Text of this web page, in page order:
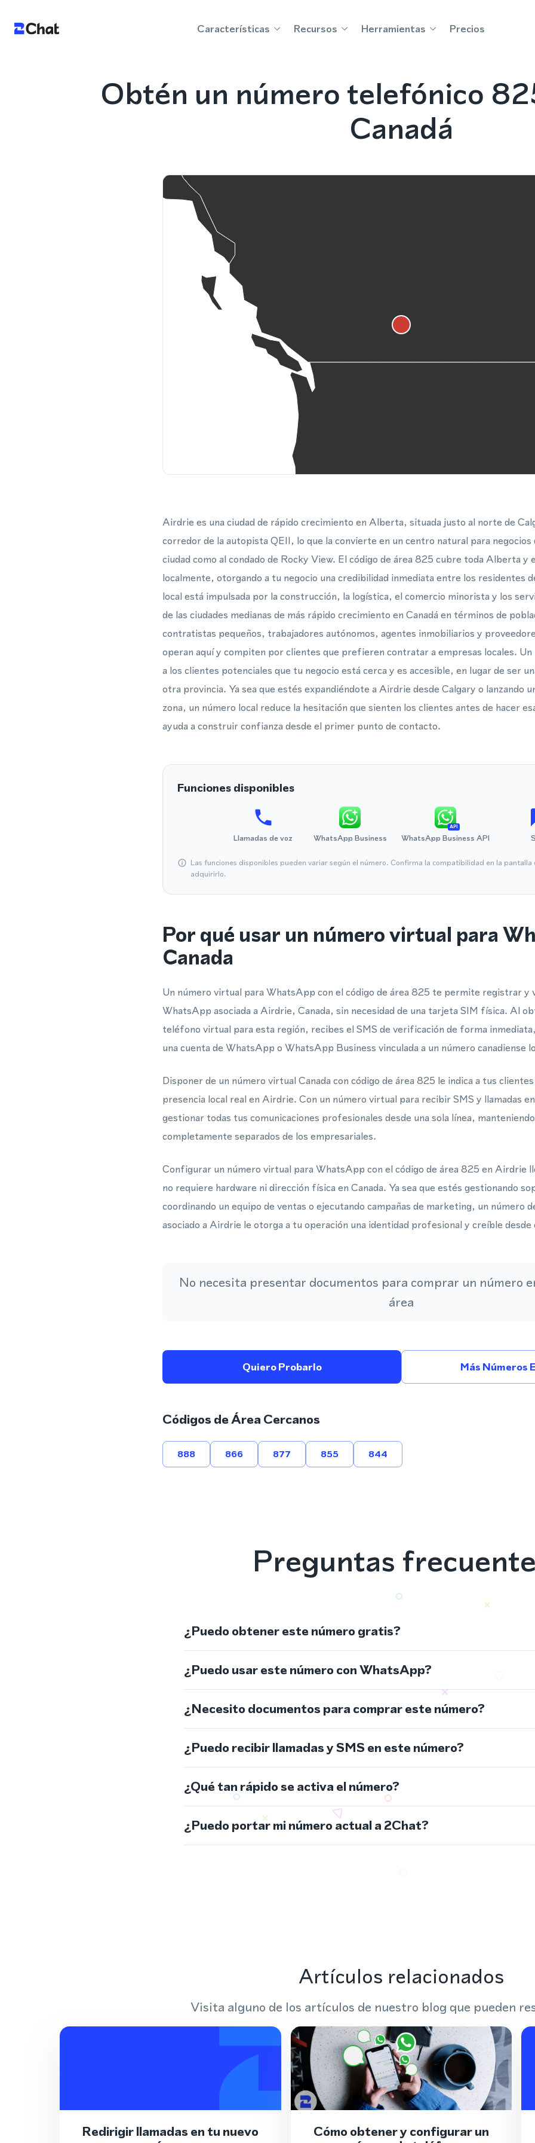
Características Recursos Herramientas Precios
Obtén un número telefónico
Canadá
Airdrie es una ciudad de rápido crecimiento en Alberta, situada justo al norte de
corredor de la autopista QEII, lo que la convierte en un centro natural para negocios
ciudad como al condado de Rocky View. El código de área 825 cubre toda Alberta y
localmente, otorgando a tu negocio una credibilidad inmediata entre los residentes
local está impulsada por la construcción, la logística, el comercio minorista y los
de las ciudades medianas de más rápido crecimiento en Canadá en términos de
contratistas pequeños, trabajadores autónomos, agentes inmobiliarios y
operan aquí y compiten por clientes que prefieren contratar a empresas locales.
a los clientes potenciales que tu negocio está cerca y es accesible, en lugar de ser
otra provincia. Ya sea que estés expandiéndote a Airdrie desde Calgary o lanzando
zona, un número local reduce la hesitación que sienten los clientes antes de hacer
ayuda a construir confianza desde el primer punto de contacto.
Funciones disponibles
Llamadas de voz WhatsApp Business
API
WhatsApp Business API
Las funciones disponibles pueden variar según el número. Confirma la compatibilidad en la
adquirirlo.
Por qué usar un número virtual para
Canada
Un número virtual para WhatsApp con el código de área 825 te permite registrar y
WhatsApp asociada a Airdrie, Canada, sin necesidad de una tarjeta SIM física. Al
teléfono virtual para esta región, recibes el SMS de verificación de forma
una cuenta de WhatsApp o WhatsApp Business vinculada a un número canadiense
Disponer de un número virtual Canada con código de área 825 le indica a tus
presencia local real en Airdrie. Con un número virtual para recibir SMS y llamadas
gestionar todas tus comunicaciones profesionales desde una sola línea,
completamente separados de los empresariales.
Configurar un número virtual para WhatsApp con el código de área 825 en Airdrie
no requiere hardware ni dirección física en Canada. Ya sea que estés gestionando
coordinando un equipo de ventas o ejecutando campañas de marketing, un número
asociado a Airdrie le otorga a tu operación una identidad profesional y creíble
No necesita presentar documentos para comprar un número
área
Quiero Probarlo Más Números
Códigos de Área Cercanos
888 866 877 855 844
Preguntas
¿Puedo obtener este número gratis?
¿Puedo usar este número con WhatsApp?
¿Necesito documentos para comprar este número?
¿Puedo recibir llamadas y SMS en este número?
¿Qué tan rápido se activa el número?
¿Puedo portar mi número actual a 2Chat?
Artículos relacionados
Visita alguno de los artículos de nuestro blog que pueden
Redirigir llamadas en tu nuevo
Cómo obtener y configurar un